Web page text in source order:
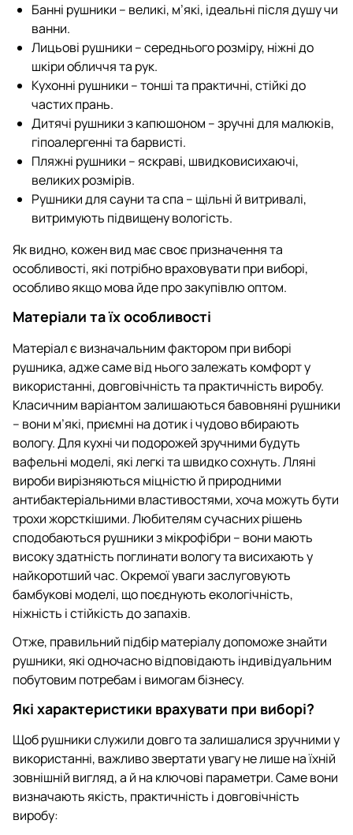
Банні рушники – великі, м’які, ідеальні після душу чи
ванни.
Лицьові рушники – середнього розміру, ніжні до
шкіри обличчя та рук.
Кухонні рушники – тонші та практичні, стійкі до
частих прань.
Дитячі рушники з капюшоном – зручні для малюків,
гіпоалергенні та барвисті.
Пляжні рушники – яскраві, швидковисихаючі,
великих розмірів.
Рушники для сауни та спа – щільні й витривалі,
витримують підвищену вологість.
Як видно, кожен вид має своє призначення та
особливості, які потрібно враховувати при виборі,
особливо якщо мова йде про закупівлю оптом.
Матеріали та їх особливості
Матеріал є визначальним фактором при виборі
рушника, адже саме від нього залежать комфорт у
використанні, довговічність та практичність виробу.
Класичним варіантом залишаються бавовняні рушники
– вони м’які, приємні на дотик і чудово вбирають
вологу. Для кухні чи подорожей зручними будуть
вафельні моделі, які легкі та швидко сохнуть. Лляні
вироби вирізняються міцністю й природними
антибактеріальними властивостями, хоча можуть бути
трохи жорсткішими. Любителям сучасних рішень
сподобаються рушники з мікрофібри – вони мають
високу здатність поглинати вологу та висихають у
найкоротший час. Окремої уваги заслуговують
бамбукові моделі, що поєднують екологічність,
ніжність і стійкість до запахів.
Отже, правильний підбір матеріалу допоможе знайти
рушники, які одночасно відповідають індивідуальним
побутовим потребам і вимогам бізнесу.
Які характеристики врахувати при виборі?
Щоб рушники служили довго та залишалися зручними у
використанні, важливо звертати увагу не лише на їхній
зовнішній вигляд, а й на ключові параметри. Саме вони
визначають якість, практичність і довговічність
виробу: